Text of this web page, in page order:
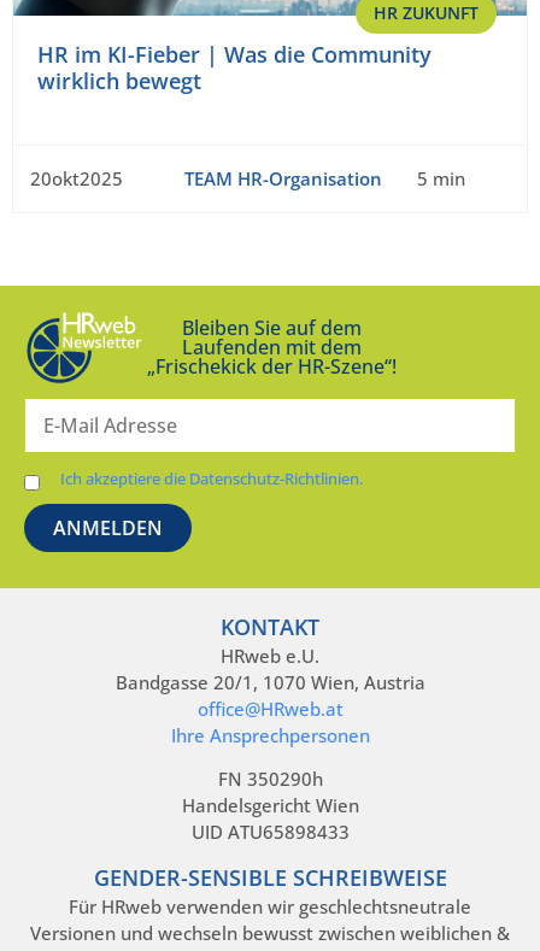
HR ZUKUNFT
HR im KI-Fieber | Was die Community
wirklich bewegt
20okt2025 TEAM HR-Organisation 5 min
Bleiben Sie auf dem
Laufenden mit dem
„Frischekick der HR-Szene“!
Ich akzeptiere die Datenschutz-Richtlinien.
KONTAKT
HRweb e.U.
Bandgasse 20/1, 1070 Wien, Austria
office@HRweb.at
Ihre Ansprechpersonen
FN 350290h
Handelsgericht Wien
UID ATU65898433
GENDER-SENSIBLE SCHREIBWEISE
Für HRweb verwenden wir geschlechtsneutrale
Versionen und wechseln bewusst zwischen weiblichen &